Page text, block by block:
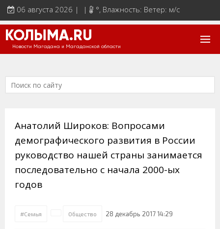
06 августа 2026 | | °, Влажность: Ветер: м/с
КОЛЫМА.RU
Новости Магадана и Магаданской области
Анатолий Широков: Вопросами
демографического развития в России
руководство нашей страны занимается
последовательно с начала 2000-ых
годов
#Семья Общество 28 декабрь 2017 14:29